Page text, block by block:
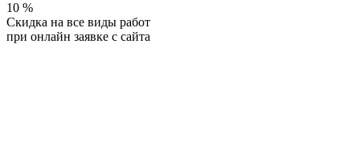
10 %
Скидка на все виды работ
при онлайн заявке с сайта